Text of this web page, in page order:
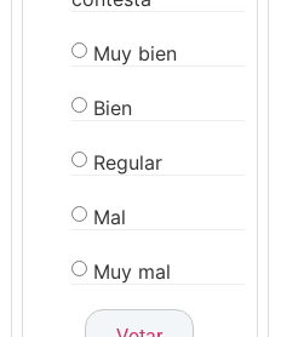
Muy bien
Bien
Regular
Mal
Muy mal